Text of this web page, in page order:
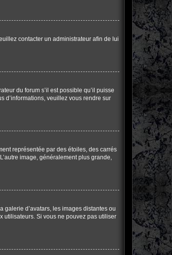
contacter un administrateur afin de lui
du forum s’il est possible qu’il puisse
d’informations, veuillez vous rendre sur
représentée par des étoiles, des carrés
image, généralement plus grande,
galerie d’avatars, les images distantes ou
utilisateurs. Si vous ne pouvez pas utiliser